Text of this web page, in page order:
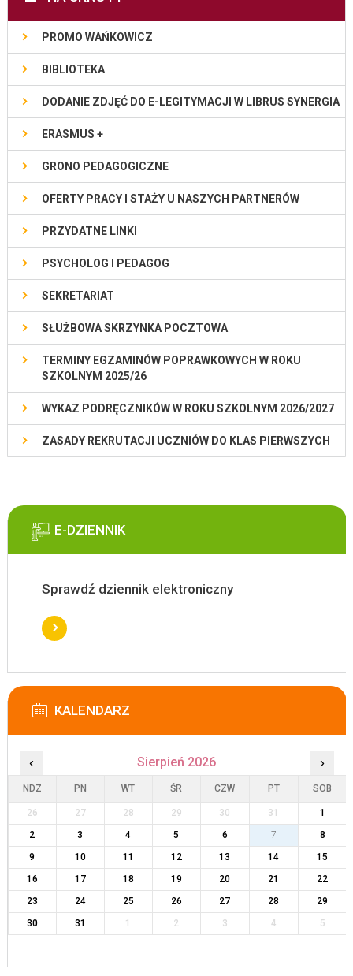
PROMO WAŃKOWICZ
BIBLIOTEKA
DODANIE ZDJĘĆ DO E-LEGITYMACJI W LIBRUS SYNERGIA
ERASMUS +
GRONO PEDAGOGICZNE
OFERTY PRACY I STAŻY U NASZYCH PARTNERÓW
PRZYDATNE LINKI
PSYCHOLOG I PEDAGOG
SEKRETARIAT
SŁUŻBOWA SKRZYNKA POCZTOWA
TERMINY EGZAMINÓW POPRAWKOWYCH W ROKU
SZKOLNYM 2025/26
WYKAZ PODRĘCZNIKÓW W ROKU SZKOLNYM 2026/2027
ZASADY REKRUTACJI UCZNIÓW DO KLAS PIERWSZYCH
E-DZIENNIK
Sprawdź dziennik elektroniczny
KALENDARZ
‹ Sierpień 2026 ›
NDZ PN WT ŚR CZW PT SOB
26 27 28 29 30 31
1
2
3 4 5 6 7
8
9
10 11 12 13 14
15
16
17 18 19 20 21
22
23
24 25 26 27 28
29
30
31 1 2 3 4 5